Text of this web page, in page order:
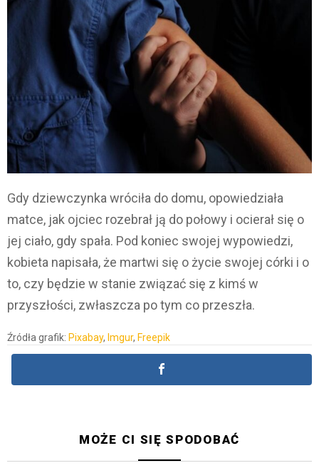
Gdy dziewczynka wróciła do domu, opowiedziała
matce, jak ojciec rozebrał ją do połowy i ocierał się o
jej ciało, gdy spała. Pod koniec swojej wypowiedzi,
kobieta napisała, że martwi się o życie swojej córki i o
to, czy będzie w stanie związać się z kimś w
przyszłości, zwłaszcza po tym co przeszła.
Źródła grafik: Pixabay, Imgur, Freepik
MOŻE CI SIĘ SPODOBAĆ